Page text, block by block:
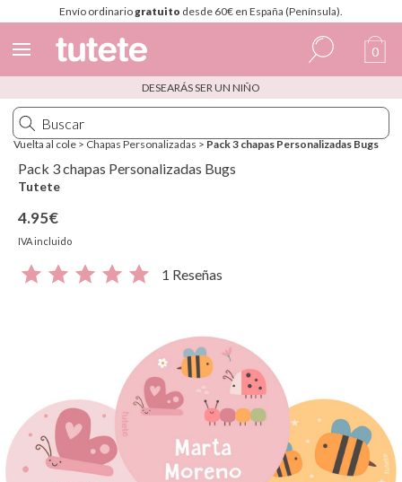
Envío ordinariogratuito desde 60€ en España (Península).
Español
Italiano
Inglés
0
DESEARÁS SER UN NIÑO
Vuelta al cole > Chapas Personalizadas > Pack 3 chapas Personalizadas Bugs
Pack 3 chapas Personalizadas Bugs
Tutete
4.95€
IVA incluido
1 Reseñas